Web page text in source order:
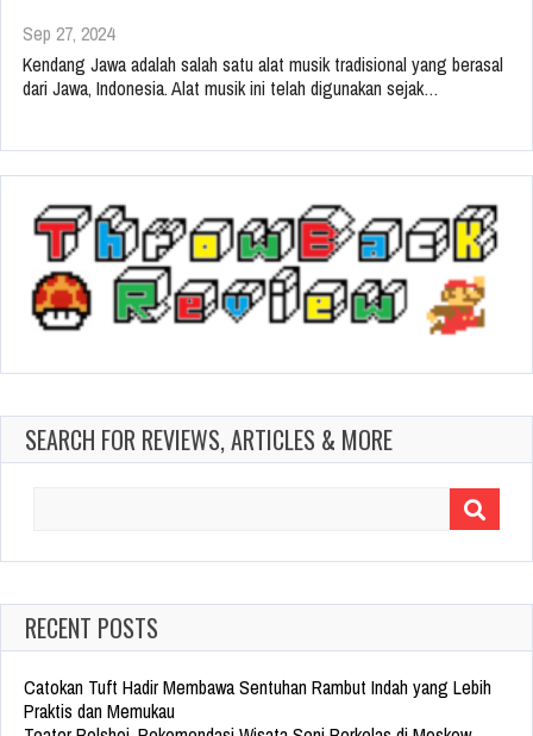
Sep 27, 2024
Kendang Jawa adalah salah satu alat musik tradisional yang berasal
dari Jawa, Indonesia. Alat musik ini telah digunakan sejak…
SEARCH FOR REVIEWS, ARTICLES & MORE
RECENT POSTS
Catokan Tuft Hadir Membawa Sentuhan Rambut Indah yang Lebih
Praktis dan Memukau